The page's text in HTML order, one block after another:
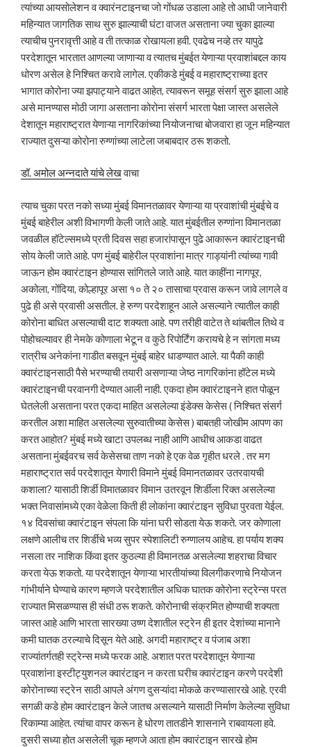
त्यांच्या आयसोलेशन व क्वारंनटाइनचा जो गोंधळ उडाला आहे तो आधी जानेवारी
महिन्यात जागतिक साथ सुरु झाल्याची घंटा वाजत असताना ज्या चुका झाल्या
त्याचीच पुनरावृत्ती आहे व ती तत्काळ रोखायला हवी. एवढेच नव्हे तर यापुढे
परदेशातून भारतात आणल्या जाणाऱ्या व त्यातच मुंबईत येणाऱ्या प्रवाशांबद्दल काय
धोरण असेल हे निश्चित करावे लागेल. एकीकडे मुंबई व महाराष्ट्राच्या इतर
भागात कोरोना ज्या झपाट्याने वाढत आहेत, त्यावरून समूह संसर्ग सुरु झाला आहे
असे मानण्यास मोठी जागा असताना कोरोना संसर्ग भारता पेक्षा जास्त असलेले
देशातून महाराष्ट्रात येणाऱ्या नागरिकांच्या नियोजनाचा बोजवारा हा जून महिन्यात
राज्यात दुसऱ्या कोरोना रुग्णांच्या लाटेला जबाबदार ठरू शकतो.
डॉ. अमोल अन्नदाते यांचे लेखवाचा
त्याच चुका परत नको सध्या मुंबई विमानतळावर येणाऱ्या या प्रवाशांची मुंबईचे व
मुंबई बाहेरील अशी विभागणी केली जाते आहे. यात मुंबईतील रुग्णांना विमानतळा
जवळील हॉटेल्समध्ये प्रती दिवस सहा हजारांपासून पुढे आकारून क्वारंटाइनची
सोय केली जाते आहे. पण मुंबई बाहेरील प्रवाशांना मात्र गाड्यांनी त्यांच्या गावी
जाऊन होम क्वारंटाइन होण्यास सांगितले जाते आहे. यात काहींना नागपूर,
अकोला, गोंदिया, कोल्हापूर असा १० ते २० तासाचा प्रवास करून जावे लागले व
पुढे ही असे प्रवासी असतील. हे रुग्ण परदेशाहून आले असल्याने त्यातील काही
कोरोना बाधित असल्याची दाट शक्यता आहे. पण तरीही वाटेत ते थांबतील तिथे व
पोहोचल्यावर ही नेमके कोणाला भेटून व कुठे रिपोर्टिंग करायचे हे न सांगता मध्य
रात्रीच अनेकांना गाडीत बसवून मुंबई बाहेर धाडण्यात आले. या पैकी काही
क्वारंटाइनसाठी पैसे भरण्याची तयारी असणाऱ्या जेष्ठ नागरिकांना हॉटेल मध्ये
क्वारंटाइनची परवानगी देण्यात आली नाही. एकदा होम क्वारंटाइनने हात पोळून
घेतलेली असताना परत एकदा माहित असलेल्या इंडेक्स केसेस ( निश्चित संसर्ग
करतील अशा माहित असलेल्या सुरुवातीच्या केसेस ) बाबतही जोखीम आपण का
करत आहोत? मुंबई मध्ये खाटा उपलब्ध नाही आणि आधीच आकडा वाढत
असताना मुंबईवरच सर्व केसेसचा ताण नको हे एक वेळ गृहीत धरले . तर मग
महाराष्ट्रात सर्व परदेशातून येणारी विमाने मुंबई विमानतळावर उतरवायची
कशाला? यासाठी शिर्डी विमातळावर विमान उतरवून शिर्डीला रिक्त असलेल्या
भक्त निवासांमध्ये एका वेळेला किती ही लोकांना क्वारंटाइन सुविधा पुरवता येईल.
१४ दिवसांचा क्वारंटाइन संपला कि यांना घरी सोडता येऊ शकते. जर कोणाला
लक्षणे आलीच तर शिर्डीचे भव्य सुपर स्पेशालिटी रुग्णालय आहेच. हा पर्याय शक्य
नसला तर नाशिक किंवा इतर कुठल्या ही विमानतळ असलेल्या शहराचा विचार
करता येऊ शकतो. या परदेशातून येणाऱ्या भारतीयांच्या विलगीकरणाचे नियोजन
गांभीर्याने घेण्याचे कारण म्हणजे परदेशातील अधिक घातक कोरोना स्ट्रेन्स परत
राज्यात मिसळण्यास ही संधी ठरू शकते. कोरोनाची संक्रमित होण्याची शक्यता
जास्त आहे आणि भारता सारख्या उष्ण देशातील स्ट्रेन ही इतर देशांच्या मानाने
कमी घातक ठरल्याचे दिसून येते आहे. अगदी महाराष्ट्र व पंजाब अशा
राज्यांतर्गतही स्ट्रेन्स मध्ये फरक आहे. अशात परत परदेशातून येणाऱ्या
प्रवाशांना इस्टीट्युशनल क्वारंटाइन न करता घरीच क्वारंटाइन करणे परदेशी
कोरोनाच्या स्ट्रेन साठी आपले अंगण दुसऱ्यांदा मोकळे करण्यासारखे आहे. एरवी
सगळी कडे होम क्वारंटाइन केले जातच असल्याने यासाठी निर्माण केलेल्या सुविधा
रिकाम्या आहेत. त्यांचा वापर करून हे धोरण तातडीने शासनाने राबवायला हवे.
दुसरी सध्या होत असलेली चूक म्हणजे आता होम क्वारंटाइन सारखे होम